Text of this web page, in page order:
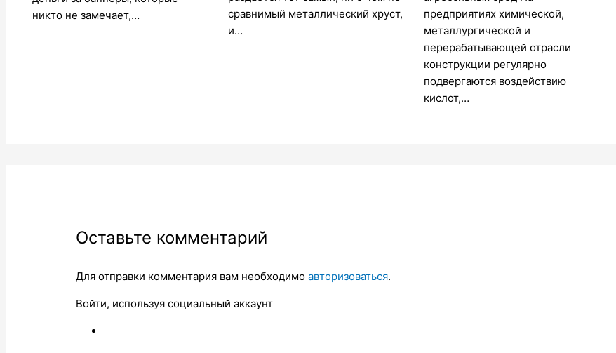
никто не замечает,…
сравнимый металлический хруст,
и…
предприятиях химической,
металлургической и
перерабатывающей отрасли
конструкции регулярно
подвергаются воздействию
кислот,…
Оставьте комментарий
Для отправки комментария вам необходимоавторизоваться.
Войти, используя социальный аккаунт